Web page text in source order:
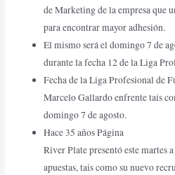
de Marketing de la empresa que
para encontrar mayor adhesión.
El mismo será el domingo 7 de
durante la fecha 12 de la Liga
Fecha de la Liga Profesional de
Marcelo Gallardo enfrente tais
domingo 7 de agosto.
Hace 35 años Página
River Plate presentó este martes
apuestas, tais como su nuevo